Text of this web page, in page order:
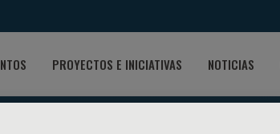
PROYECTOS E INICIATIVAS NOTICIAS